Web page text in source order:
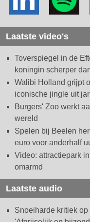
Laatste video's
Toverspiegel in de
koningin scherper
Walibi Holland grijpt
iconische jingle uit
Burgers' Zoo werkt
wereld
Spelen bij Beelen
euro voor anderhalf
Video: attractiepark
omarmd
Laatste audio
Snoeiharde kritiek